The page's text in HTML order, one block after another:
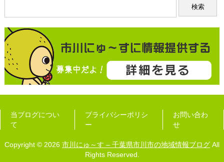
当ブログについ
て
プライバシーポリシ
ー
お問い合わ
せ
Copyright © 2026 市川にゅ～す – 千葉県市川市の地域情報ブログ All
Rights Reserved.